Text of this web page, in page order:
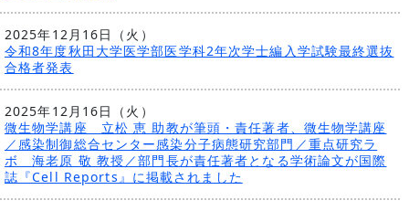
2025年12月16日（火）
令和8年度秋田大学医学部医学科2年次学士編入学試験最終選抜
合格者発表
2025年12月16日（火）
微生物学講座 立松 恵 助教が筆頭・責任著者、微生物学講座
／感染制御総合センター感染分子病態研究部門／重点研究ラ
ボ 海老原 敬 教授／部門長が責任著者となる学術論文が国際
誌『Cell Reports』に掲載されました